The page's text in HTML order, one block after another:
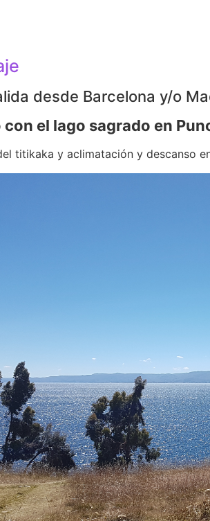
desde Barcelona y/o
el lago sagrado en
titikaka y aclimatación y descanso